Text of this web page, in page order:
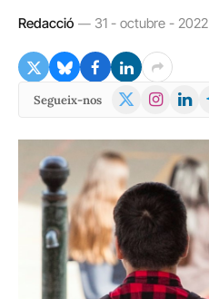
Redacció 31 - octubre -
Segueix-nos
X
Instagram